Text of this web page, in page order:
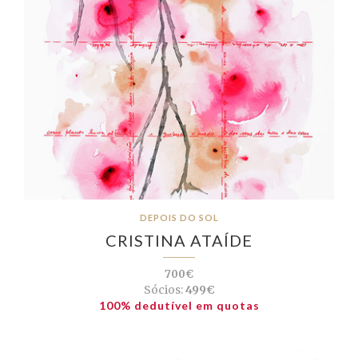
DEPOIS DO SOL
CRISTINA ATAÍDE
700€
Sócios:499€
100% dedutível em quotas